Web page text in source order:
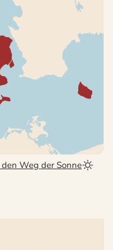
den Weg der Sonne